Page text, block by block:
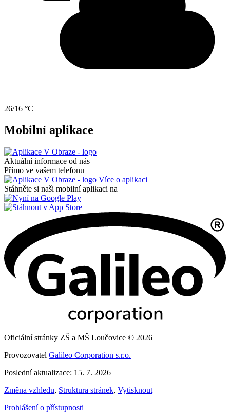
26/16 °C
Mobilní aplikace
Aktuální informace od nás
Přímo ve vašem telefonu
Více o aplikaci
Stáhněte si naši mobilní aplikaci na
Oficiální stránky ZŠ a MŠ Loučovice © 2026
Provozovatel Galileo Corporation s.r.o.
Poslední aktualizace: 15. 7. 2026
Změna vzhledu, Struktura stránek, Vytisknout
Prohlášení o přístupnosti